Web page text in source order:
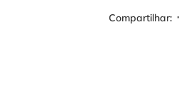
Compartilhar: